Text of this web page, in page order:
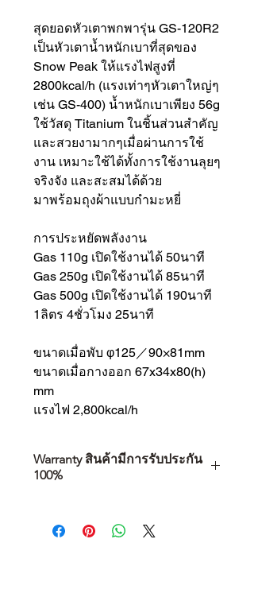
สุดยอดหัวเตาพกพารุ่น GS-120R2
เป็นหัวเตาน้ำหนักเบาที่สุดของ
Snow Peak ให้แรงไฟสูงที่
2800kcal/h (แรงเท่าๆหัวเตาใหญ่ๆ
เช่น GS-400) น้ำหนักเบาเพียง 56g
ใช้วัสดุ Titanium ในชิ้นส่วนสำคัญ
และสวยงามากๆเมื่อผ่านการใช้
งาน เหมาะใช้ได้ทั้งการใช้งานลุยๆ
จริงจัง และสะสมได้ด้วย
มาพร้อมถุงผ้าแบบกำมะหยี่
การประหยัดพลังงาน
Gas 110g เปิดใช้งานได้ 50นาที
Gas 250g เปิดใช้งานได้ 85นาที
Gas 500g เปิดใช้งานได้ 190นาที
1ลิตร 4ชั่วโมง 25นาที
ขนาดเมื่อพับ φ125／90×81mm
ขนาดเมื่อกางออก 67x34x80(h)
mm
แรงไฟ 2,800kcal/h
Warranty สินค้ามีการรับประกัน
100%
คุณตัดสินใจซื้อ แต่รวมไปถึง
“ประสบการณ์หลังการใช้งาน” ใน